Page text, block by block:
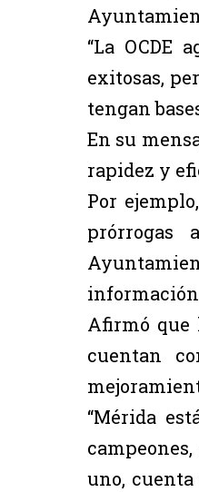
“La OCDE
exitosas,
tengan
En su
rapidez y
Por
prórrogas
información
Afirmó que
cuentan
“Mérida
uno,